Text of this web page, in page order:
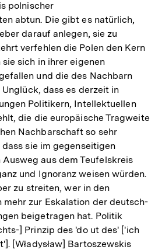
polnischer
abtun. Die gibt es natürlich,
darauf anlegen, sie zu
verfehlen die Polen den Kern
sich in ihrer eigenen
und die des Nachbarn
dass es derzeit in
Politikern, Intellektuellen
die die europäische Tragweite
Nachbarschaft so sehr
sie im gegenseitigen
Ausweg aus dem Teufelskreis
und Ignoranz weisen würden.
zu streiten, wer in den
mehr zur Eskalation der deutsch-
beigetragen hat. Politik
] Prinzip des 'do ut des' ['ich
[Władysław] Bartoszewskis